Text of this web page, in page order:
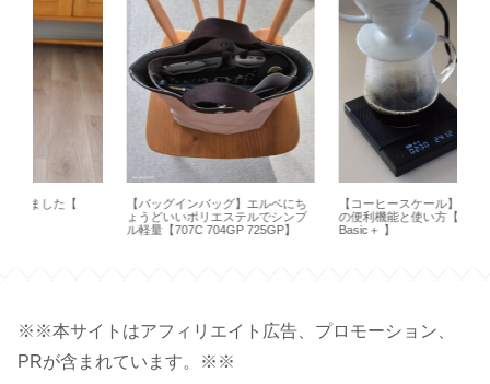
【バッグインバッグ】エルベにち
ょうどいいポリエステルでシンプ
ル軽量【707C 704GP 725GP】
【コーヒースケール】タイムモア
の便利機能と使い方【 Black Mirror
Basic＋ 】
※※本サイトはアフィリエイト広告、プロモーション、
PRが含まれています。※※